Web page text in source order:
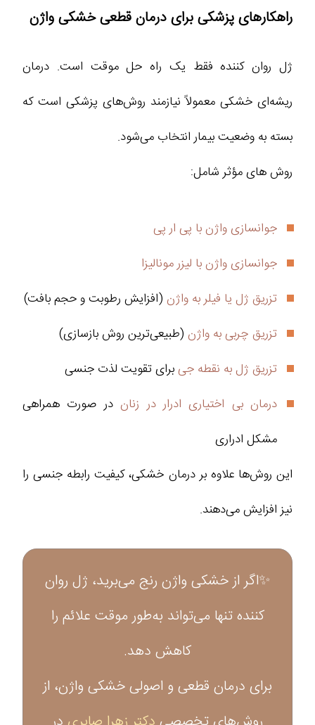
راهکارهای پزشکی برای درمان قطعی خشکی واژن
ژل روان‌ کننده فقط یک راه‌ حل موقت است. درمان
ریشه‌ای خشکی معمولاً نیازمند روش‌های پزشکی است که
بسته به وضعیت بیمار انتخاب می‌شود.
روش‌ های مؤثر شامل:
جوانسازی واژن با پی ار پی
جوانسازی واژن با لیزر مونالیزا
تزریق ژل یا فیلر به واژن (افزایش رطوبت و حجم بافت)
تزریق چربی به واژن (طبیعی‌ترین روش بازسازی)
تزریق ژل به نقطه جیبرای تقویت لذت جنسی
درمان بی اختیاری ادرار در زناندر صورت همراهی
مشکل ادراری
این روش‌ها علاوه بر درمان خشکی، کیفیت رابطه جنسی را
نیز افزایش می‌دهند.
✨اگر از خشکی واژن رنج می‌برید، ژل روان
کننده تنها می‌تواند به‌طور موقت علائم را
کاهش دهد.
برای درمان قطعی و اصولی خشکی واژن، از